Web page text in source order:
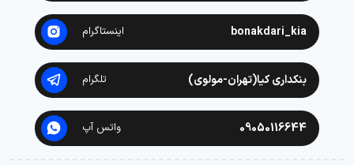
bonakdari_kia اینستاگرام
بنکداری کیا(تهران-مولوی) تلگرام
09050116644 واتس آپ